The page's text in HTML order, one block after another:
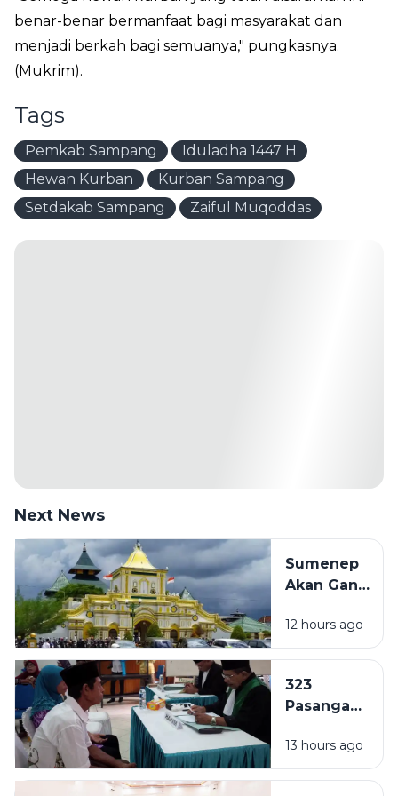
benar-benar bermanfaat bagi masyarakat dan
menjadi berkah bagi semuanya," pungkasnya.
(Mukrim).
Tags
Pemkab Sampang
Iduladha 1447 H
Hewan Kurban
Kurban Sampang
Setdakab Sampang
Zaiful Muqoddas
Next News
Sumenep
Akan Ganti
Kabupaten
Kepulauan,
Akademik
Mulai
12 hours ago
323
Pasangan
Sampang
Ajukan
13 hours ago